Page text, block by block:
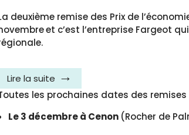
deuxième remise des Prix de
et c’est l’entreprise Fargeot
Lire la suite
les prochaines dates des remises
Le 3 décembre à Cenon (Rocher de